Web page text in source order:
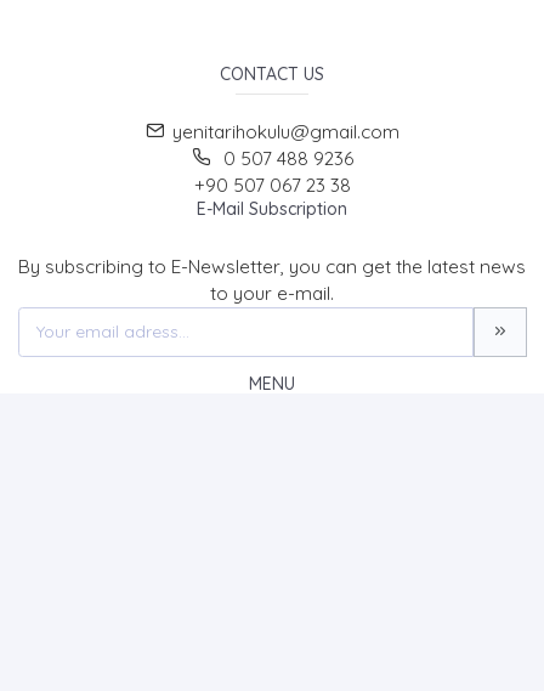
CONTACT US
yenitarihokulu@gmail.com
0 507 488 9236
+90 507 067 23 38
E-Mail Subscription
By subscribing to E-Newsletter, you can get the latest news
to your e-mail.
MENU